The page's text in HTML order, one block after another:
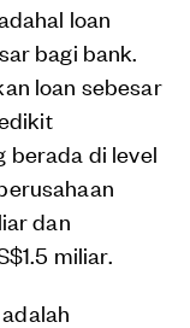
loan
bagi bank.
loan sebesar
berada di level
dan
miliar.